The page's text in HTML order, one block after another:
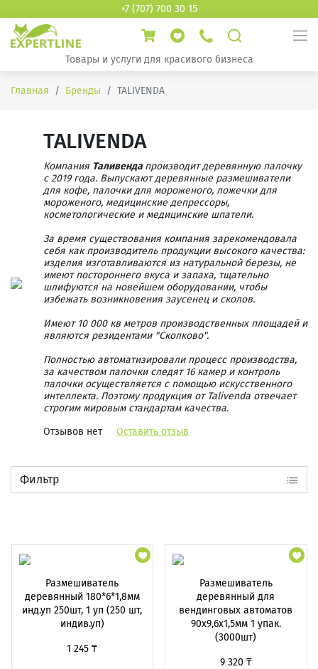
+7 (707) 700 30 15
Товары и услуги для красивого бизнеса
Главная Бренды TALIVENDA
TALIVENDA
Компания Таливенда производит деревянную палочку
с 2019 года. Выпускают деревянные размешиватели
для кофе, палочки для мороженого, ложечки для
мороженого, медицинские депрессоры,
косметологические и медицинские шпатели.
За время существования компания зарекомендовала
себя как производитель продукции высокого качества:
изделия изготавливаются из натуральной березы, не
имеют постороннего вкуса и запаха, тщательно
шлифуются на новейшем оборудовании, чтобы
избежать возникновения заусенец и сколов.
Имеют 10 000 кв метров производственных площадей и
являются резидентами "Сколково".
Полностью автоматизировали процесс производства,
за качеством палочки следят 16 камер и контроль
палочки осуществляется с помощью искусственного
интеллекта. Поэтому продукция от Talivenda отвечает
строгим мировым стандартам качества.
Отзывов нет
Оставить отзыв
Фильтр
Размешиватель
деревянный 180*6*1,8мм
инд.уп 250шт, 1 уп (250 шт,
индив.уп)
1 245 ₸
Размешиватель
деревянный для
вендинговых автоматов
90х9,6х1,5мм 1 упак.
(3000шт)
9 320 ₸